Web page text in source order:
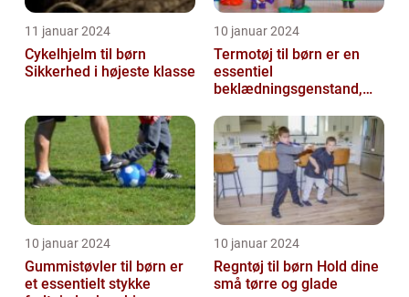
11 januar 2024
Cykelhjelm til børn
Sikkerhed i højeste klasse
10 januar 2024
Termotøj til børn er en
essentiel
beklædningsgenstand,
rolle i at holde vor...
10 januar 2024
Gummistøvler til børn er
et essentielt stykke
10 januar 2024
Regntøj til børn Hold dine
små tørre og glade